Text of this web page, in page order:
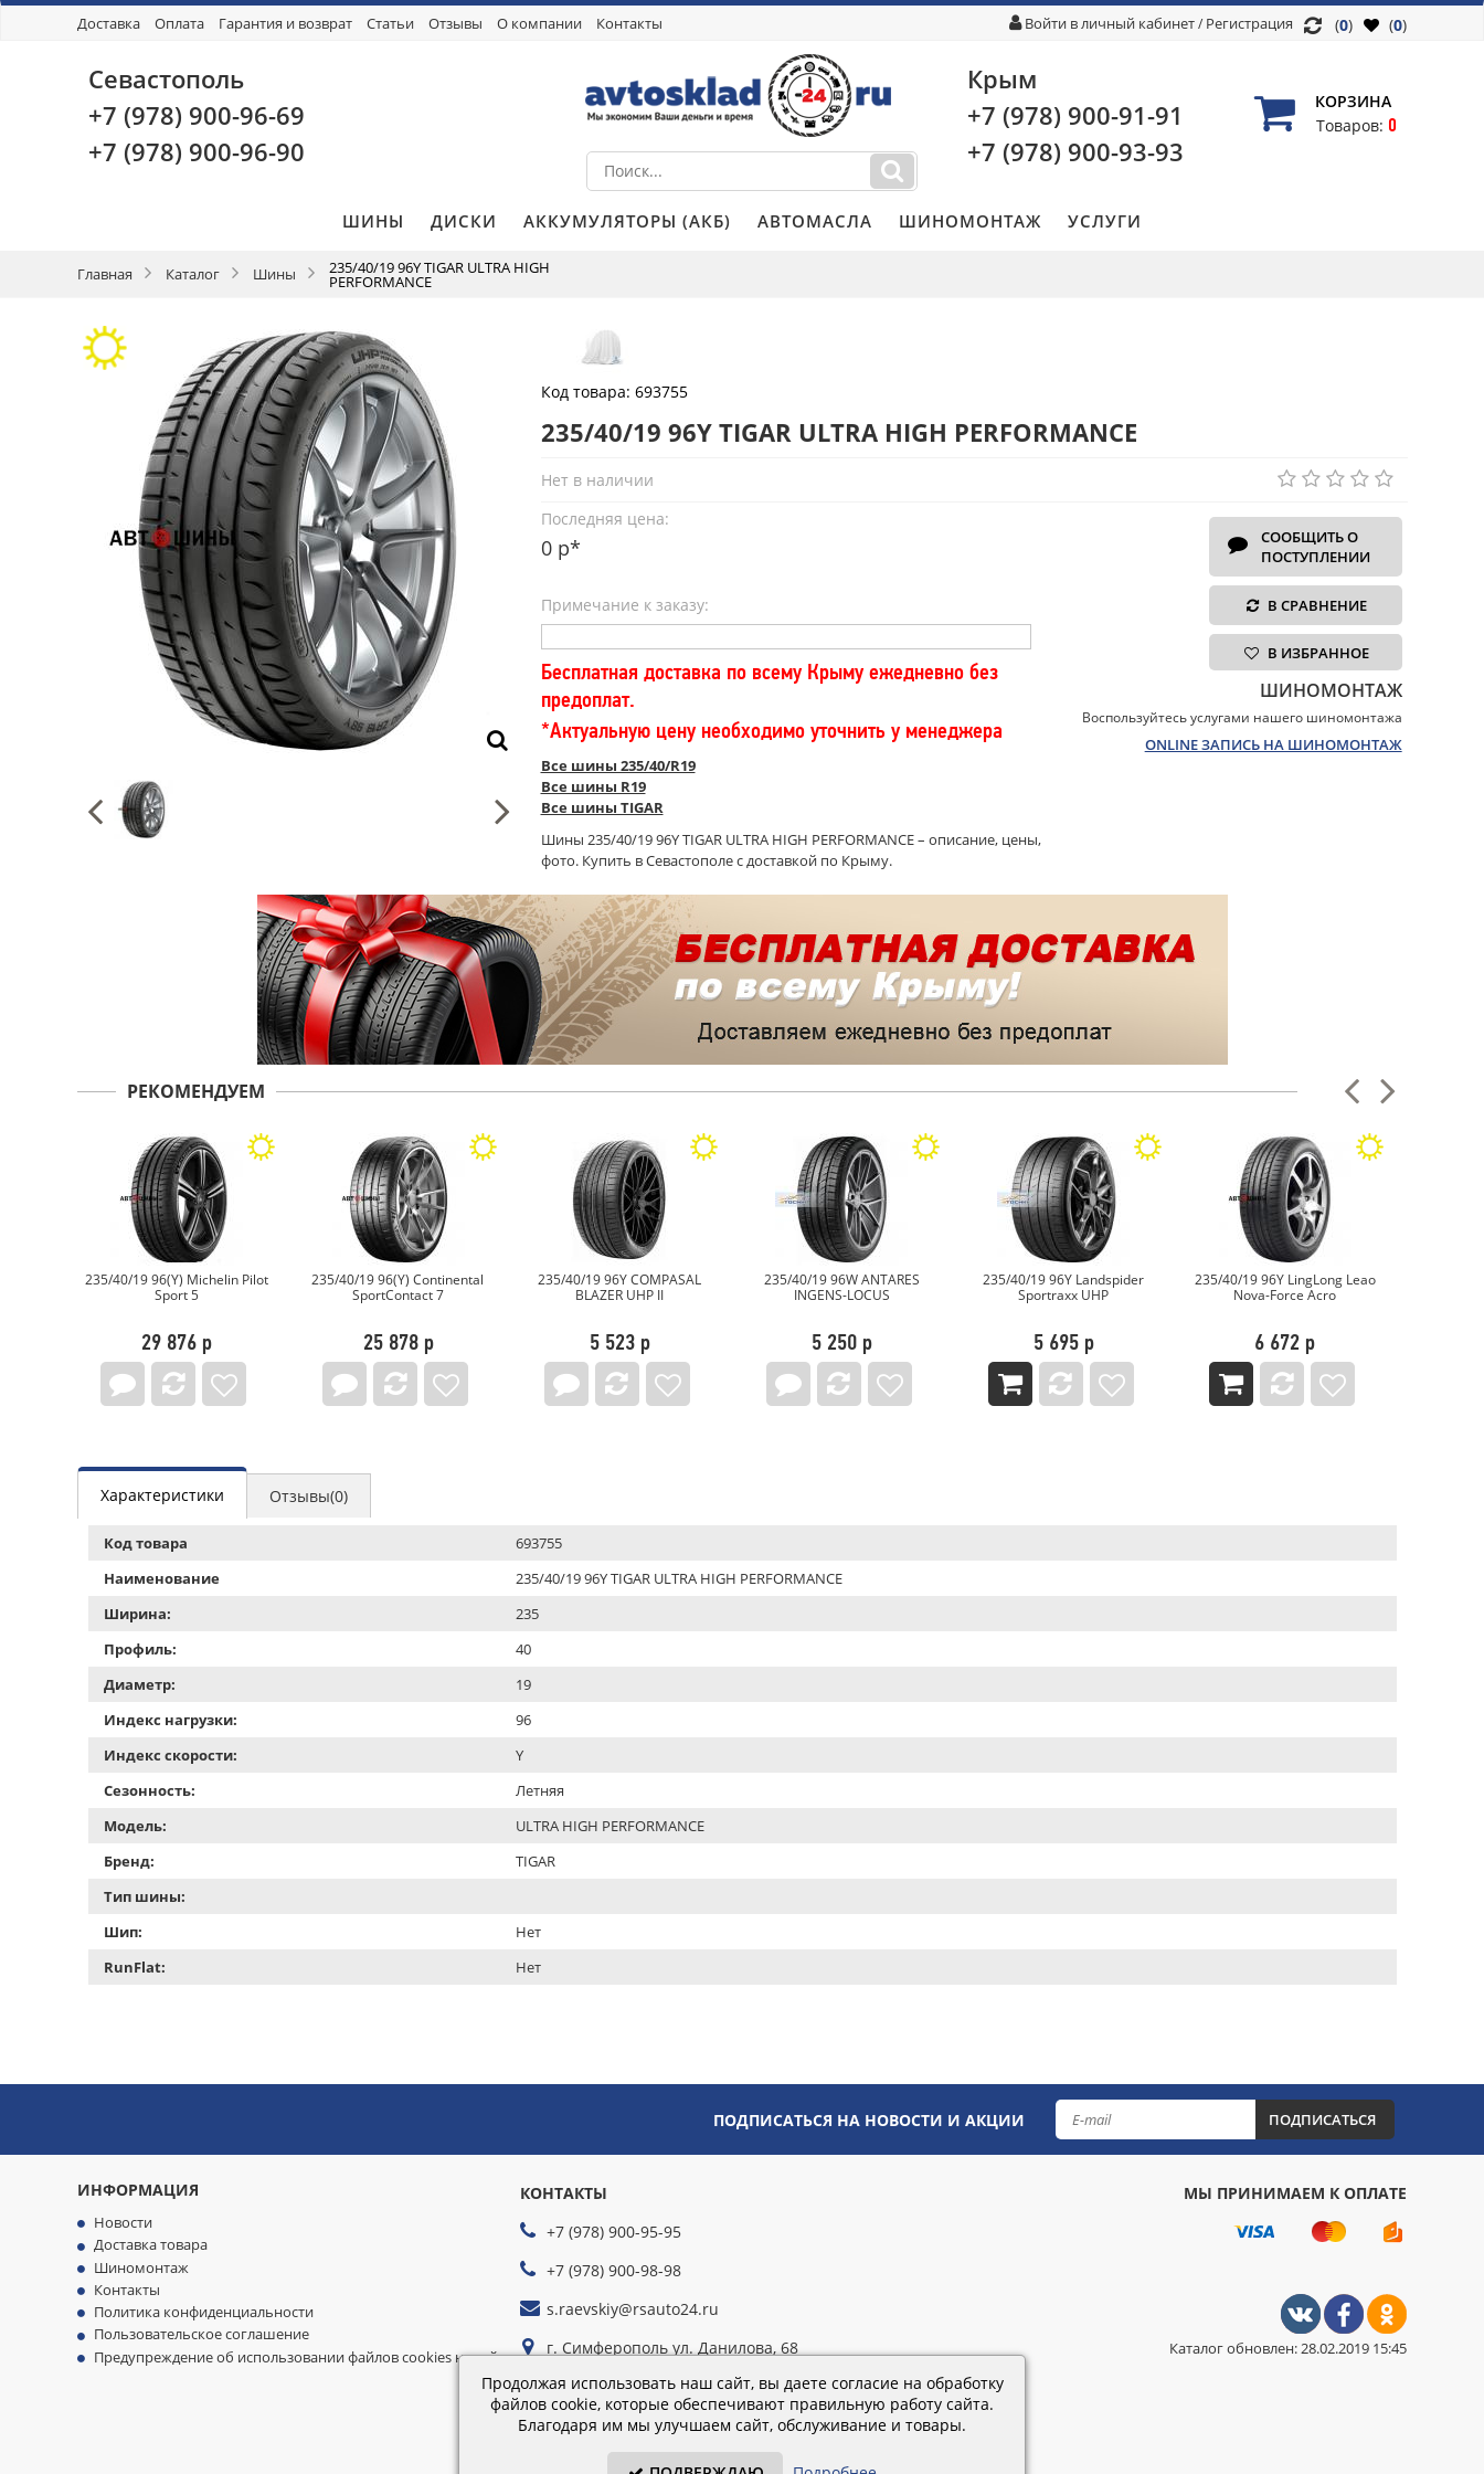
Доставка Оплата Гарантия и возврат Статьи Отзывы О компании Контакты Войти в личный кабинет/ Регистрация (0)
(0)
Севастополь
+7 (978) 900-96-69
+7 (978) 900-96-90
Крым
+7 (978) 900-91-91
+7 (978) 900-93-93
КОРЗИНА
Товаров: 0
ШИНЫ ДИСКИ АККУМУЛЯТОРЫ (АКБ) АВТОМАСЛА ШИНОМОНТАЖ УСЛУГИ
Главная Каталог Шины 235/40/19 96Y TIGAR ULTRA HIGH
PERFORMANCE
Код товара: 693755
235/40/19 96Y TIGAR ULTRA HIGH PERFORMANCE
Нет в наличии
Последняя цена:
0 р*
Примечание к заказу:
Бесплатная доставка по всему Крыму ежедневно без
предоплат.
*Актуальную цену необходимо уточнить у менеджера
Все шины 235/40/R19
Все шины R19
Все шины TIGAR
Шины 235/40/19 96Y TIGAR ULTRA HIGH PERFORMANCE – описание, цены,
фото. Купить в Севастополе с доставкой по Крыму.
СООБЩИТЬ О
ПОСТУПЛЕНИИ
В СРАВНЕНИЕ
В ИЗБРАННОЕ
ШИНОМОНТАЖ
Воспользуйтесь услугами нашего шиномонтажа
ONLINE ЗАПИСЬ НА ШИНОМОНТАЖ
РЕКОМЕНДУЕМ
235/40/19 96(Y) Continental
SportContact 7
25 878 р
235/40/19 96Y COMPASAL
BLAZER UHP II
5 523 р
235/40/19 96W ANTARES
INGENS-LOCUS
5 250 р
235/40/19 96Y Landspider
Sportraxx UHP
5 695 р
235/40/19 96Y LingLong Leao
Nova-Force Acro
6 672 р
235/40/19 96W XL NEXEN
NFERA AU7
12 390 р
Характеристики Отзывы(0)
Код товара
693755
Наименование
235/40/19 96Y TIGAR ULTRA HIGH PERFORMANCE
Ширина:
235
Профиль:
40
Диаметр:
19
Индекс нагрузки:
96
Индекс скорости:
Y
Сезонность:
Летняя
Модель:
ULTRA HIGH PERFORMANCE
Бренд:
TIGAR
Тип шины:
Шип:
Нет
RunFlat:
Нет
ПОДПИСАТЬСЯ НА НОВОСТИ И АКЦИИ ПОДПИСАТЬСЯ
ИНФОРМАЦИЯ
Новости
Доставка товара
Шиномонтаж
Контакты
Политика конфиденциальности
Пользовательское соглашение
Предупреждение об использовании файлов cookies на сайте
КОНТАКТЫ
+7 (978) 900-95-95
+7 (978) 900-98-98
s.raevskiy@rsauto24.ru
г. Симферополь ул. Данилова, 68
Время работы: пн-пт 9:00–18:00; сб 9:00–16:00
МЫ ПРИНИМАЕМ К ОПЛАТЕ
Каталог обновлен: 28.02.2019 15:45
Продолжая использовать наш сайт, вы даете согласие на обработку
файлов cookie, которые обеспечивают правильную работу сайта.
Благодаря им мы улучшаем сайт, обслуживание и товары.